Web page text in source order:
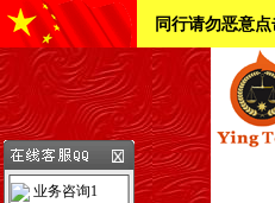
同行请勿恶意
业务咨询1